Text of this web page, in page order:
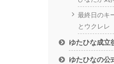
最終日のキ
とウクレレ
ゆたひな成立
ゆたひなの公